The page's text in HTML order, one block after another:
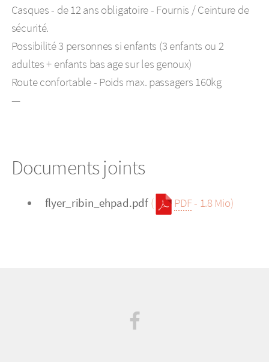
Casques - de 12 ans obligatoire - Fournis / Ceinture de
sécurité.
Possibilité 3 personnes si enfants (3 enfants ou 2
adultes + enfants bas age sur les genoux)
Route confortable - Poids max. passagers 160kg
—
Documents joints
flyer_ribin_ehpad.pdf ( PDF- 1.8 Mio)